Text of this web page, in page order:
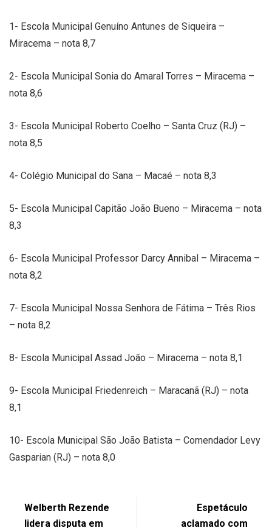
1- Escola Municipal Genuíno Antunes de Siqueira –
Miracema – nota 8,7
2- Escola Municipal Sonia do Amaral Torres – Miracema –
nota 8,6
3- Escola Municipal Roberto Coelho – Santa Cruz (RJ) –
nota 8,5
4- Colégio Municipal do Sana – Macaé – nota 8,3
5- Escola Municipal Capitão João Bueno – Miracema – nota
8,3
6- Escola Municipal Professor Darcy Annibal – Miracema –
nota 8,2
7- Escola Municipal Nossa Senhora de Fátima – Três Rios
– nota 8,2
8- Escola Municipal Assad João – Miracema – nota 8,1
9- Escola Municipal Friedenreich – Maracanã (RJ) – nota
8,1
10- Escola Municipal São João Batista – Comendador Levy
Gasparian (RJ) – nota 8,0
Welberth Rezende
lidera disputa em
Espetáculo
aclamado com